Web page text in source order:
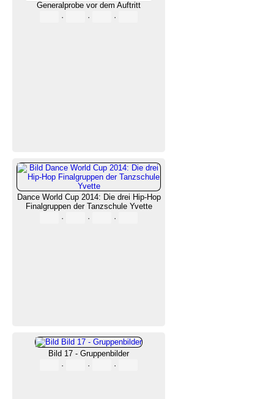
Generalprobe vor dem Auftritt
·
· ·
Dance World Cup 2014: Die drei Hip-Hop
Finalgruppen der Tanzschule Yvette
·
· ·
Bild 17 - Gruppenbilder
·
· ·